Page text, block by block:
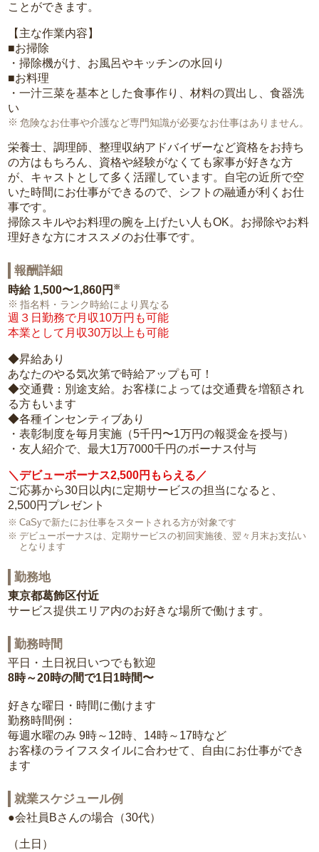
ことができます。
【主な作業内容】
■お掃除
・掃除機がけ、お風呂やキッチンの水回り
■お料理
・一汁三菜を基本とした食事作り、材料の買出し、食器洗
い
危険なお仕事や介護など専門知識が必要なお仕事はありません。
栄養士、調理師、整理収納アドバイザーなど資格をお持ち
の方はもちろん、資格や経験がなくても家事が好きな方
が、キャストとして多く活躍しています。自宅の近所で空
いた時間にお仕事ができるので、シフトの融通が利くお仕
事です。
掃除スキルやお料理の腕を上げたい人もOK。お掃除やお料
理好きな方にオススメのお仕事です。
報酬詳細
時給 1,500〜1,860円 ※
指名料・ランク時給により異なる
週３日勤務で月収10万円も可能
本業として月収30万以上も可能
◆昇給あり
あなたのやる気次第で時給アップも可！
◆交通費：別途支給。お客様によっては交通費を増額され
る方もいます
◆各種インセンティブあり
・表彰制度を毎月実施（5千円〜1万円の報奨金を授与）
・友人紹介で、最大1万7000千円のボーナス付与
＼デビューボーナス2,500円もらえる／
ご応募から30日以内に定期サービスの担当になると、
2,500円プレゼント
CaSyで新たにお仕事をスタートされる方が対象です
デビューボーナスは、定期サービスの初回実施後、翌々月末お支払い
となります
勤務地
東京都葛飾区付近
サービス提供エリア内のお好きな場所で働けます。
勤務時間
平日・土日祝日いつでも歓迎
8時～20時の間で1日1時間〜
好きな曜日・時間に働けます
勤務時間例：
毎週水曜のみ 9時～12時、14時～17時など
お客様のライフスタイルに合わせて、自由にお仕事ができ
ます
就業スケジュール例
●会社員Bさんの場合（30代）
（土日）